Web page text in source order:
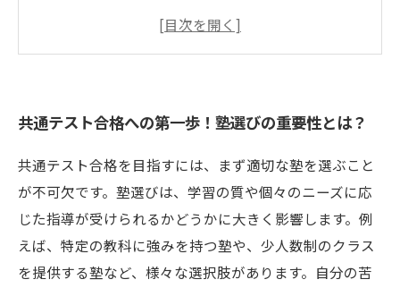
家庭学習とのベストバランスを見つける方法
り方
あなたもできる！塾活用で志望校合格への道を
拓こう
共通テスト合格への第一歩！塾選びの重要性とは？
共通テスト合格を目指すには、まず適切な塾を選ぶこと
が不可欠です。塾選びは、学習の質や個々のニーズに応
じた指導が受けられるかどうかに大きく影響します。例
えば、特定の教科に強みを持つ塾や、少人数制のクラス
を提供する塾など、様々な選択肢があります。自分の苦